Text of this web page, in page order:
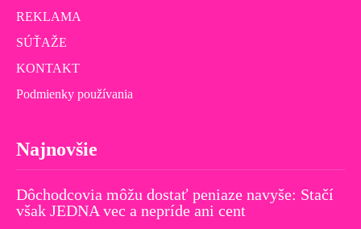
REKLAMA
SÚŤAŽE
KONTAKT
Podmienky používania
Najnovšie
Dôchodcovia môžu dostať peniaze navyše: Stačí
však JEDNA vec a nepríde ani cent